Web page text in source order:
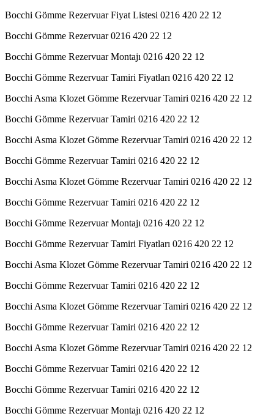
Bocchi Gömme Rezervuar Fiyat Listesi 0216 420 22 12
Bocchi Gömme Rezervuar 0216 420 22 12
Bocchi Gömme Rezervuar Montajı 0216 420 22 12
Bocchi Gömme Rezervuar Tamiri Fiyatları 0216 420 22 12
Bocchi Asma Klozet Gömme Rezervuar Tamiri 0216 420 22 12
Bocchi Gömme Rezervuar Tamiri 0216 420 22 12
Bocchi Asma Klozet Gömme Rezervuar Tamiri 0216 420 22 12
Bocchi Gömme Rezervuar Tamiri 0216 420 22 12
Bocchi Asma Klozet Gömme Rezervuar Tamiri 0216 420 22 12
Bocchi Gömme Rezervuar Tamiri 0216 420 22 12
Bocchi Gömme Rezervuar Montajı 0216 420 22 12
Bocchi Gömme Rezervuar Tamiri Fiyatları 0216 420 22 12
Bocchi Asma Klozet Gömme Rezervuar Tamiri 0216 420 22 12
Bocchi Gömme Rezervuar Tamiri 0216 420 22 12
Bocchi Asma Klozet Gömme Rezervuar Tamiri 0216 420 22 12
Bocchi Gömme Rezervuar Tamiri 0216 420 22 12
Bocchi Asma Klozet Gömme Rezervuar Tamiri 0216 420 22 12
Bocchi Gömme Rezervuar Tamiri 0216 420 22 12
Bocchi Gömme Rezervuar Tamiri 0216 420 22 12
Bocchi Gömme Rezervuar Montajı 0216 420 22 12